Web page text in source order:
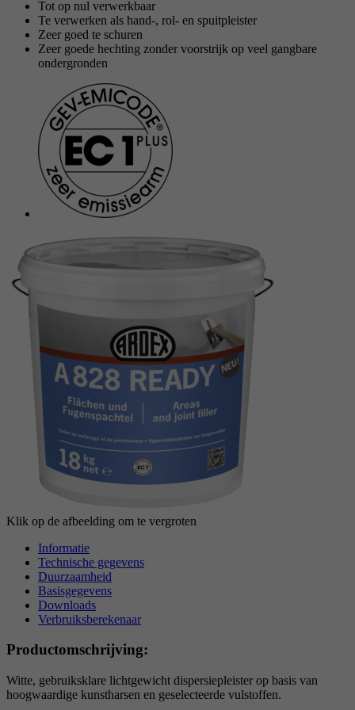
Tot op nul verwerkbaar
Te verwerken als hand-, rol- en spuitpleister
Zeer goed te schuren
Zeer goede hechting zonder voorstrijk op veel gangbare
ondergronden
Klik op de afbeelding om te vergroten
Informatie
Technische gegevens
Duurzaamheid
Basisgegevens
Downloads
Verbruiksberekenaar
Productomschrijving:
Witte, gebruiksklare lichtgewicht dispersiepleister op basis van
hoogwaardige kunstharsen en geselecteerde vulstoffen.
Doel Stelt de instellingen van de cookiegroepen in.
Aanbieder .myfonts.net
Looptijd 30 minuten
Doel
Dient als licentie om een lettertype van
myfonts.net te gebruiken.
Naam
6 Monate
reCAPTCHA setzt ein notwendiges Cookie
(_GRECAPTCHA), wenn es zum Zweck der
Risikoanalyse ausgeführt wird.
Naam _gat
Aanbieder
Looptijd 1 Dag
Doel
Google-cookie voor geavanceerde controle van
scripts en gebeurtenissen.